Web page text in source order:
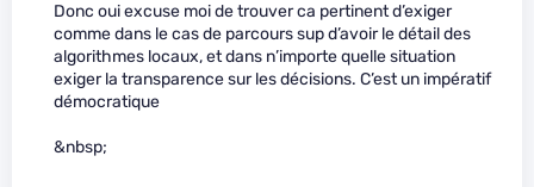
Donc oui excuse moi de trouver ca pertinent d’exiger
comme dans le cas de parcours sup d’avoir le détail des
algorithmes locaux, et dans n’importe quelle situation
exiger la transparence sur les décisions. C’est un impératif
démocratique
&nbsp;